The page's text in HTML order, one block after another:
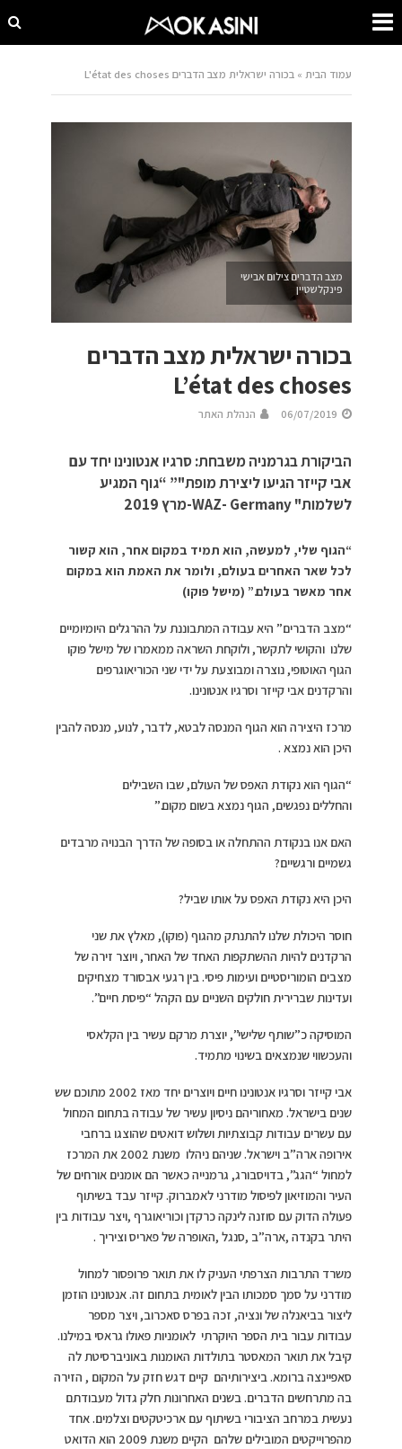
עמוד הבית »בכורה ישראלית מצב הדברים L'état des choses
מצב הדברים צילום אבישי
פינקלשטיין
בכורה ישראלית מצב הדברים
L’état des choses
06/07/2019 הנהלת האתר
הביקורת בגרמניה משבחת: סרגיו אנטונינו יחד עם
אבי קייזר הגיעו ליצירת מופת"” “גוף המגיע
לשלמות" WAZ- Germany-מרץ 2019
“הגוף שלי, למעשה, הוא תמיד במקום אחר, הוא קשור
לכל שאר האחרים בעולם, ולומר את האמת הוא במקום
אחר מאשר בעולם.” (מישל פוקו)
“מצב הדברים” היא עבודה המתבוננת על ההרגלים היומיומיים
שלנו והקושי לתקשר, ולוקחת השראה ממאמרו של מישל פוקו
הגוף האוטופי, נוצרה ומבוצעת על ידי שני הכוריאוגרפים
והרקדנים אבי קייזר וסרגיו אנטונינו.
מרכז היצירה הוא הגוף המנסה לבטא, לדבר, לנוע, מנסה להבין
היכן הוא נמצא .
“הגוף הוא נקודת האפס של העולם, שבו השבילים
והחללים נפגשים, הגוף נמצא בשום מקום.”
האם אנו בנקודת ההתחלה או בסופה של הדרך הבנויה מרבדים
גשמיים ורגשיים?
היכן היא נקודת האפס על אותו שביל?
חוסר היכולת שלנו להתנתק מהגוף (פוקו), מאלץ את שני
הרקדנים להיות ההשתקפות האחד של האחר, ויוצר זירה של
מצבים הומוריסטיים ועימות פיסי. בין רגעי אבסורד מצחיקים
ועדינות שברירית חולקים השניים עם הקהל “פיסת חיים”.
המוסיקה כ”שותף שלישי”, יוצרת מרקם עשיר בין הקלאסי
והעכשווי שנמצאים בשינוי מתמיד.
אבי קייזר וסרגיו אנטונינו חיים ויוצרים יחד מאז 2002 מתוכם שש
שנים בישראל. מאחוריהם ניסיון עשיר של עבודה בתחום המחול
עם עשרים עבודות קבוצתיות ושלוש דואטים שהוצגו ברחבי
אירופה ארה”ב וישראל. שניהם ניהלו משנת 2002 את המרכז
למחול “הגג”, בדויסבורג, גרמנייה כאשר הם אומנים אורחים של
העיר והמוזיאון לפיסול מודרני לאמברוק. קייזר עבד בשיתוף
פעולה הדוק עם סוזנה לינקה כרקדן וכוריאוגרף ,ויצר עבודות בין
היתר בקנדה ,ארה”ב ,סנגל ,האופרה של פאריס וציריך .
משרד התרבות הצרפתי העניק לו את תואר פרופסור למחול
מודרני על סמך סמכותו הבין לאומית בתחום זה. אנטונינו הוזמן
ליצור בביאנלה של ונציה, זכה בפרס סאכרוב, ויצר מספר
עבודות עבור בית הספר היוקרתי לאומניות פאולו גראסי במילנו.
קיבל את תואר המאסטר בתולדות האומנות באוניברסיטת לה
סאפיינצה ברומא. ביצירותיהם קיים דגש חזק על המקום , הזירה
בה מתרחשים הדברים. בשנים האחרונות חלק גדול מעבודתם
נעשית במרחב הציבורי בשיתוף עם ארכיטקטים וצלמים. אחד
מהפרוייקטים המובילים שלהם הקיים משנת 2009 הוא הדואט